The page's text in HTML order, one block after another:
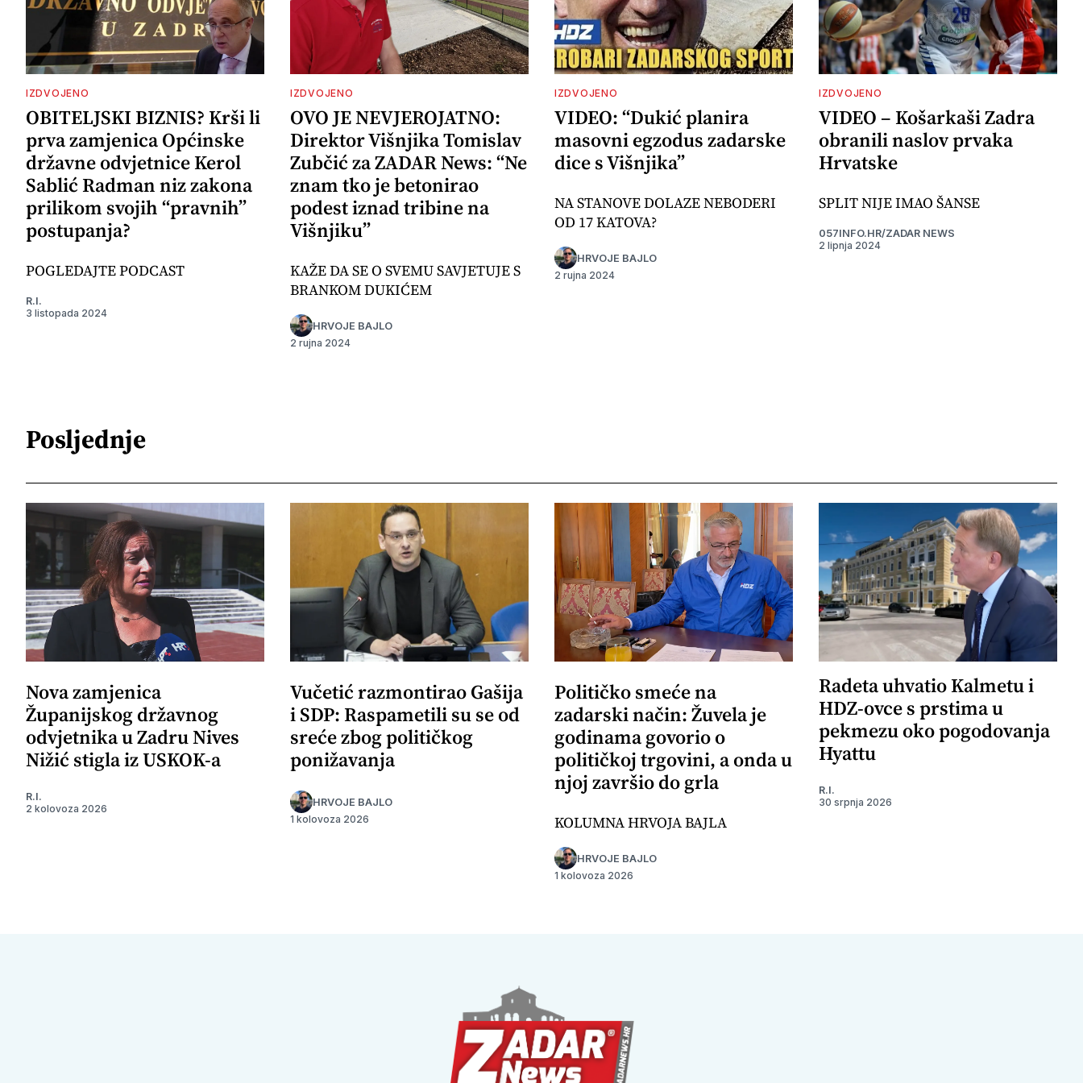
IZDVOJENO
OBITELJSKI BIZNIS? Krši li
prva zamjenica Općinske
državne odvjetnice Kerol
Sablić Radman niz zakona
prilikom svojih “pravnih”
postupanja?
POGLEDAJTE PODCAST
R.I.
3 listopada 2024
IZDVOJENO
OVO JE NEVJEROJATNO:
Direktor Višnjika Tomislav
Zubčić za ZADAR News: “Ne
znam tko je betonirao
podest iznad tribine na
Višnjiku”
KAŽE DA SE O SVEMU SAVJETUJE S
BRANKOM DUKIĆEM
HRVOJE BAJLO
2 rujna 2024
IZDVOJENO
VIDEO: “Dukić planira
masovni egzodus zadarske
dice s Višnjika”
NA STANOVE DOLAZE NEBODERI
OD 17 KATOVA?
HRVOJE BAJLO
2 rujna 2024
IZDVOJENO
VIDEO – Košarkaši Zadra
obranili naslov prvaka
Hrvatske
SPLIT NIJE IMAO ŠANSE
057INFO.HR/ZADAR NEWS
2 lipnja 2024
Posljednje
Nova zamjenica
Županijskog državnog
odvjetnika u Zadru Nives
Nižić stigla iz USKOK-a
R.I.
2 kolovoza 2026
Vučetić razmontirao Gašija
i SDP: Raspametili su se od
sreće zbog političkog
ponižavanja
HRVOJE BAJLO
1 kolovoza 2026
Političko smeće na
zadarski način: Žuvela je
godinama govorio o
političkoj trgovini, a onda u
njoj završio do grla
KOLUMNA HRVOJA BAJLA
HRVOJE BAJLO
1 kolovoza 2026
Radeta uhvatio Kalmetu i
HDZ-ovce s prstima u
pekmezu oko pogodovanja
Hyattu
R.I.
30 srpnja 2026